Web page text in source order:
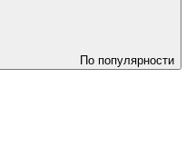
По популярности